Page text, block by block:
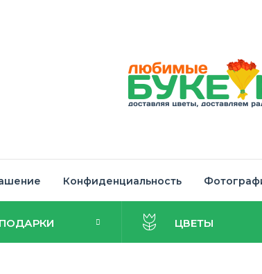
Конфиденциальность
ПОДАРКИ ЦВЕТЫ